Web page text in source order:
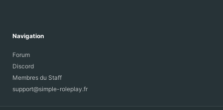
Navigation
Forum
Discord
Membres du Staff
support@simple-roleplay.fr